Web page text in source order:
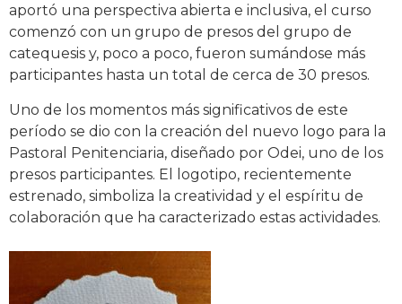
aportó una perspectiva abierta e inclusiva, el curso
comenzó con un grupo de presos del grupo de
catequesis y, poco a poco, fueron sumándose más
participantes hasta un total de cerca de 30 presos.
Uno de los momentos más significativos de este
período se dio con la creación del nuevo logo para la
Pastoral Penitenciaria, diseñado por Odei, uno de los
presos participantes. El logotipo, recientemente
estrenado, simboliza la creatividad y el espíritu de
colaboración que ha caracterizado estas actividades.